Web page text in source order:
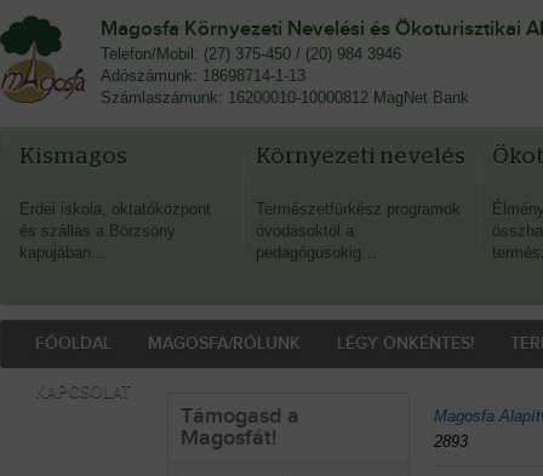
Magosfa Környezeti Nevelési és Ökoturisztikai
Telefon/Mobil: (27) 375-450 / (20) 984 3946
Adószámunk: 18698714-1-13
Számlaszámunk: 16200010-10000812 MagNet Bank
Kismagos
Erdei iskola, oktatóközpont
és szállás a Börzsöny
kapujában…
Környezeti nevelés
Természetfürkész programok
óvodásoktól a
pedagógusokig…
FŐOLDAL MAGOSFA/RÓLUNK LÉGY ÖNKÉNTES!
KAPCSOLAT
Támogasd a
Magosfát!
Magosfa
2893